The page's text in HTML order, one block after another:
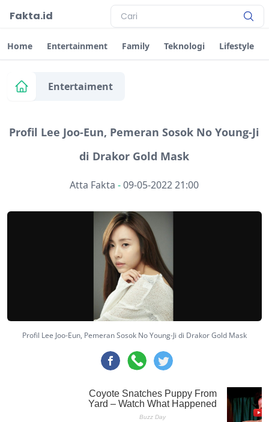
Fakta.id
Home Entertainment Family Teknologi Lifestyle
Entertaiment
Profil Lee Joo-Eun, Pemeran Sosok No Young-Ji
di Drakor Gold Mask
Atta Fakta -09-05-2022 21:00
Profil Lee Joo-Eun, Pemeran Sosok No Young-Ji di Drakor Gold Mask